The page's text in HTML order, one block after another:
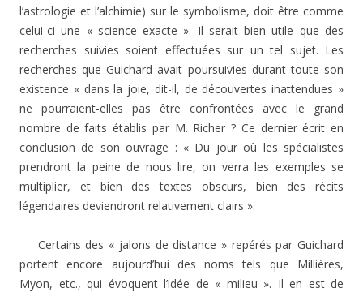
l’astrologie et l’alchimie) sur le symbolisme, doit être comme
celui-ci une « science exacte ». Il serait bien utile que des
recherches suivies soient effectuées sur un tel sujet. Les
recherches que Guichard avait poursuivies durant toute son
existence « dans la joie, dit-il, de découvertes inattendues »
ne pourraient-elles pas être confrontées avec le grand
nombre de faits établis par M. Richer ? Ce dernier écrit en
conclusion de son ouvrage : « Du jour où les spécialistes
prendront la peine de nous lire, on verra les exemples se
multiplier, et bien des textes obscurs, bien des récits
légendaires deviendront relativement clairs ».
Certains des « jalons de distance » repérés par Guichard
portent encore aujourd’hui des noms tels que Millières,
Myon, etc., qui évoquent l’idée de « milieu ». Il en est de